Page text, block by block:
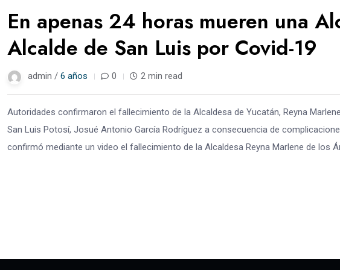
En apenas 24 horas mueren una
Alcalde de San Luis por Covid-19
admin / 6 años 0 2 min read
Autoridades confirmaron el fallecimiento de la Alcaldesa de Yucatán, Reyna
San Luis Potosí, Josué Antonio García Rodríguez a consecuencia de
confirmó mediante un video el fallecimiento de la Alcaldesa Reyna Marlene de los